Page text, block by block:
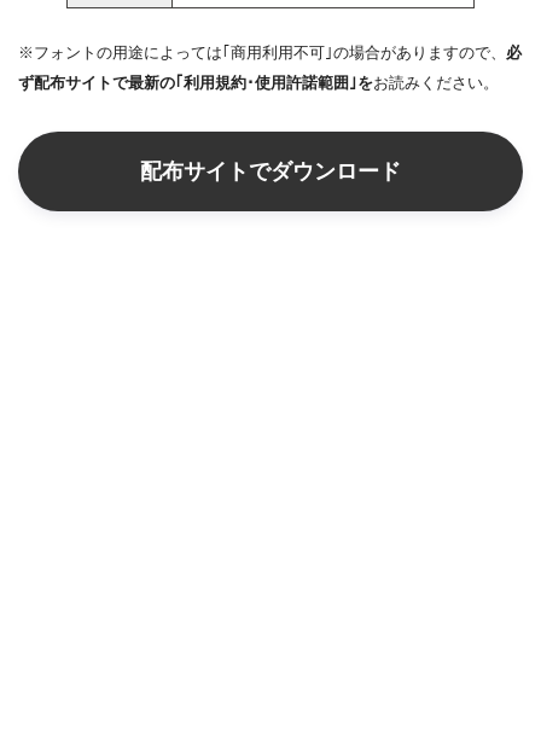
※フォントの用途によっては｢商用利用不可｣の場合がありますので、 必
ず配布サイトで最新の｢利用規約･使用許諾範囲｣をお読みください。
配布サイトでダウンロード